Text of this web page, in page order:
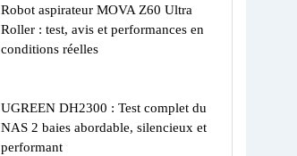
Robot aspirateur MOVA Z60 Ultra
Roller : test, avis et performances en
conditions réelles
UGREEN DH2300 : Test complet du
NAS 2 baies abordable, silencieux et
performant